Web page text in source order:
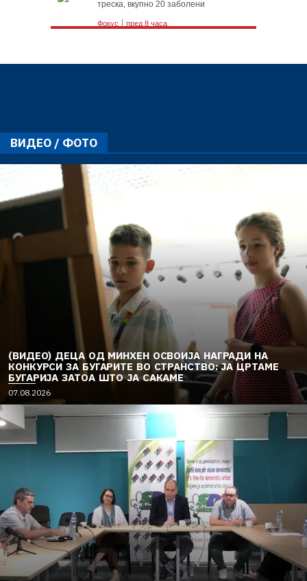
ВИДЕО / ФОТО
(ВИДЕО) ДЕЦА ОД МИНХЕН ОСВОИЈА НАГРАДИ НА
КОНКУРСИ ЗА БУГАРИТЕ ВО СТРАНСТВО: ЈА ЦРТАМЕ
БУГАРИЈА ЗАТОА ШТО ЈА САКАМЕ
07.08.2026